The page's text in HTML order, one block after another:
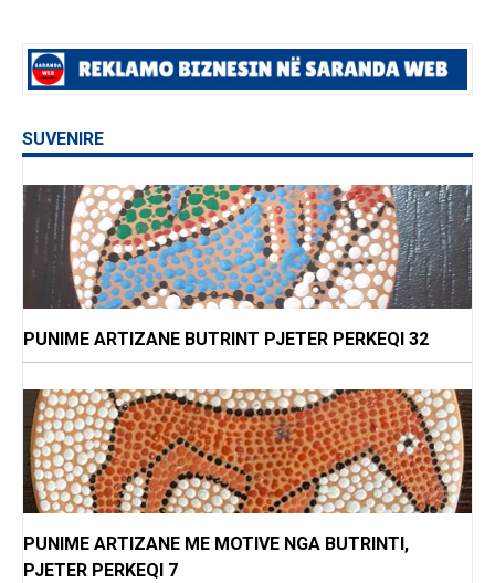
SUVENIRE
PUNIME ARTIZANE BUTRINT PJETER PERKEQI 32
PUNIME ARTIZANE ME MOTIVE NGA BUTRINTI,
PJETER PERKEQI 7